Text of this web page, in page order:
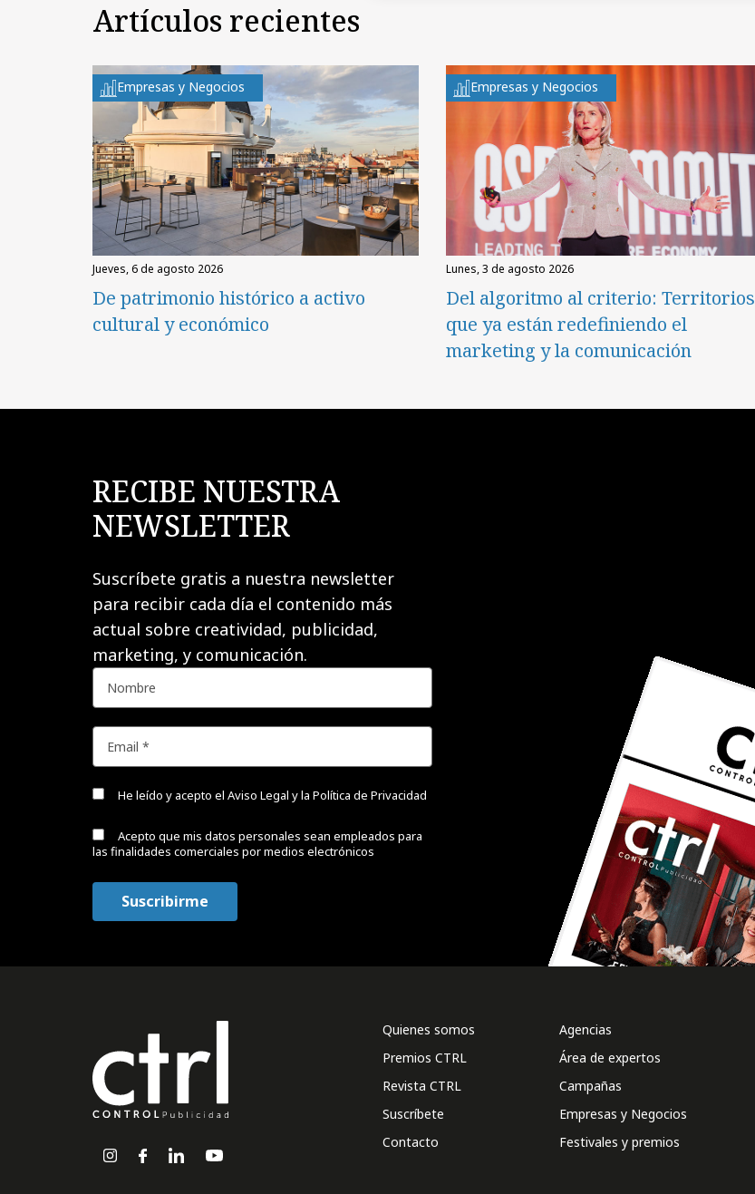
Artículos recientes
Empresas y Negocios
jueves, 6 de agosto 2026
De patrimonio histórico a activo
cultural y económico
Empresas y Negocios
lunes, 3 de agosto 2026
Del algoritmo al criterio: Territorios
que ya están redefiniendo el
marketing y la comunicación
RECIBE NUESTRA
NEWSLETTER
Suscríbete gratis a nuestra newsletter
para recibir cada día el contenido más
actual sobre creatividad, publicidad,
marketing, y comunicación.
He leído y acepto el Aviso Legal y la Política de Privacidad
Acepto que mis datos personales sean empleados para
las finalidades comerciales por medios electrónicos
Quienes somos
Premios CTRL
Revista CTRL
Suscríbete
Contacto
Agencias
Área de expertos
Campañas
Empresas y Negocios
Festivales y premios